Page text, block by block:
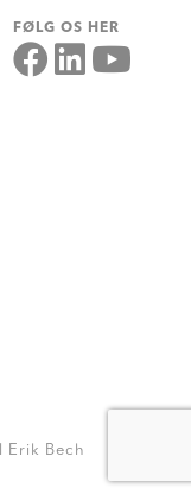
FØLG OS HER
Erik Bech